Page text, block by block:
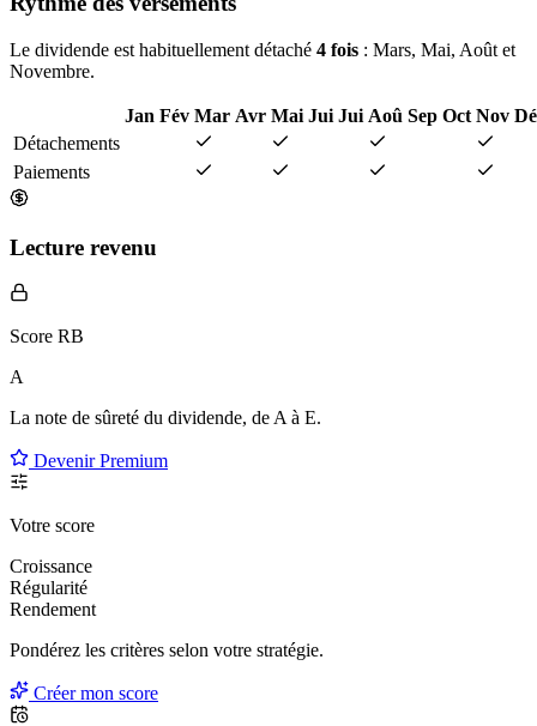
Le dividende est habituellement détaché 4 fois : Mars, Mai, Août et
Novembre.
Jan Fév Mar Avr Mai Jui Jui Aoû Sep Oct Nov
Détachements
Paiements
Lecture revenu
Score RB
A
La note de sûreté du dividende, de A à E.
Devenir Premium
Votre score
Croissance
Régularité
Rendement
Pondérez les critères selon votre stratégie.
Créer mon score